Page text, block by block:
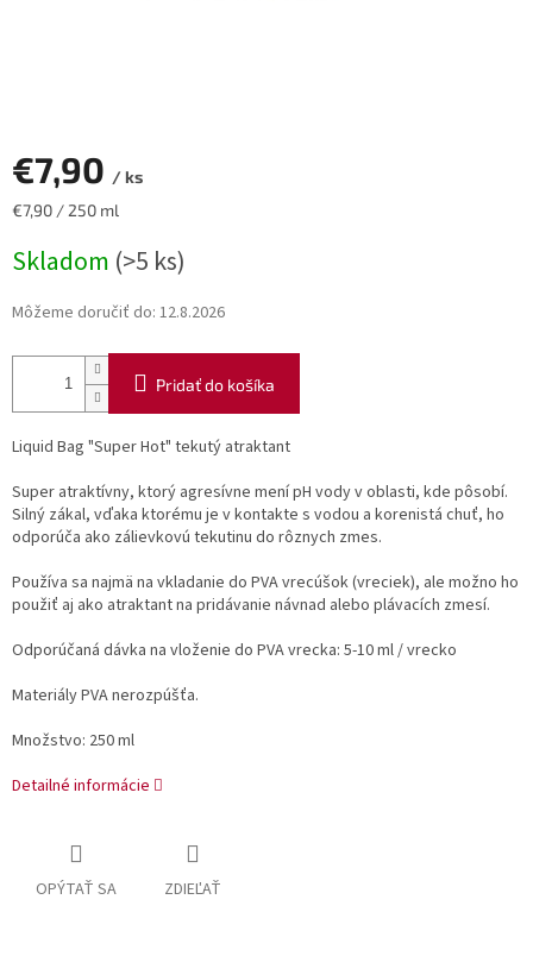
€7,90 / ks
Jednotková
€7,90 / 250 ml
Skladom (>5 ks)
Môžeme doručiť do: 12.8.2026
Pridať do košíka
Liquid Bag "Super Hot" tekutý atraktant
Super atraktívny, ktorý agresívne mení pH vody v oblasti, kde pôsobí.
Silný zákal, vďaka ktorému je v kontakte s vodou a korenistá chuť, ho
odporúča ako zálievkovú tekutinu do rôznych zmes.
Používa sa najmä na vkladanie do PVA vrecúšok (vreciek), ale možno ho
použiť aj ako atraktant na pridávanie návnad alebo plávacích zmesí.
Odporúčaná dávka na vloženie do PVA vrecka: 5-10 ml / vrecko
Materiály PVA nerozpúšťa.
Množstvo: 250 ml
Detailné informácie
OPÝTAŤ SA ZDIEĽAŤ